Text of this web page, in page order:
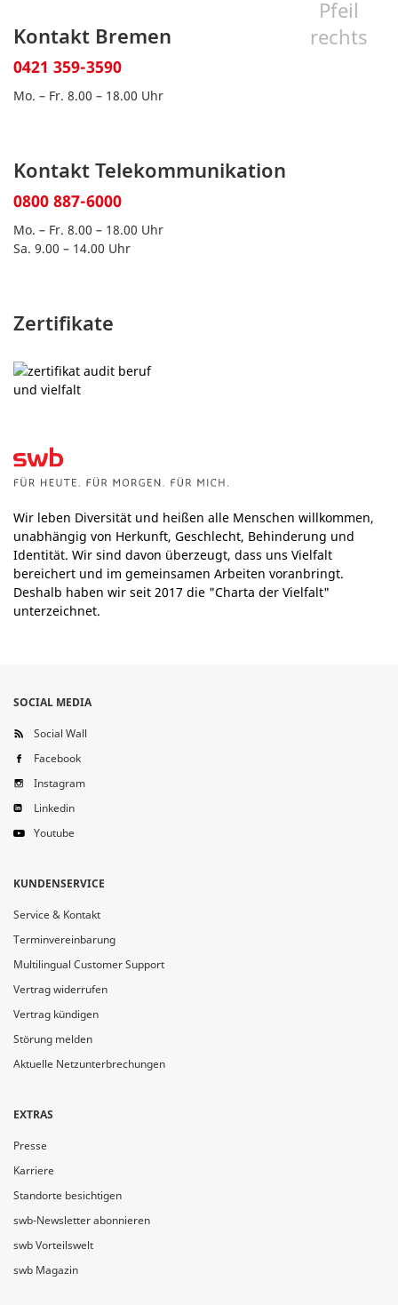
Kontakt Bremen
0421 359-3590
Mo. – Fr. 8.00 – 18.00 Uhr
Kontakt Telekommunikation
0800 887-6000
Mo. – Fr. 8.00 – 18.00 Uhr
Sa. 9.00 – 14.00 Uhr
Zertifikate
Wir leben Diversität und heißen alle Menschen willkommen,
unabhängig von Herkunft, Geschlecht, Behinderung und
Identität. Wir sind davon überzeugt, dass uns Vielfalt
bereichert und im gemeinsamen Arbeiten voranbringt.
Deshalb haben wir seit 2017 die "Charta der Vielfalt"
unterzeichnet.
SOCIAL MEDIA
Social Wall
Facebook
Instagram
Linkedin
Youtube
KUNDENSERVICE
Service & Kontakt
Terminvereinbarung
Multilingual Customer Support
Vertrag widerrufen
Vertrag kündigen
Störung melden
Aktuelle Netzunterbrechungen
EXTRAS
Presse
Karriere
Standorte besichtigen
swb-Newsletter abonnieren
swb Vorteilswelt
swb Magazin